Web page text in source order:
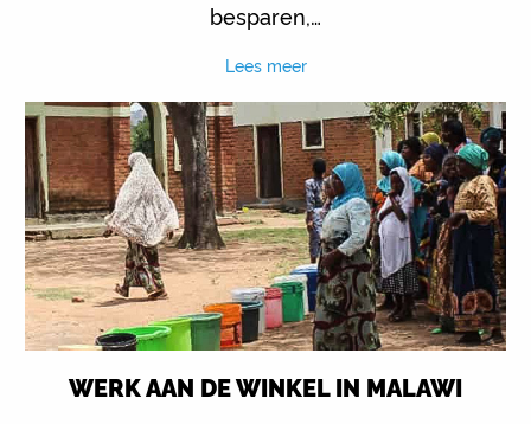
besparen,…
Lees meer
WERK AAN DE WINKEL IN MALAWI